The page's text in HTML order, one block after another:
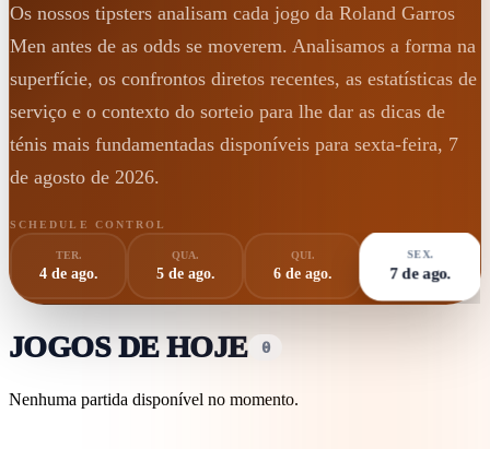
Os nossos tipsters analisam cada jogo da Roland Garros
Men antes de as odds se moverem. Analisamos a forma na
superfície, os confrontos diretos recentes, as estatísticas de
serviço e o contexto do sorteio para lhe dar as dicas de
ténis mais fundamentadas disponíveis para sexta-feira, 7
de agosto de 2026.
SCHEDULE CONTROL
TER.
4 de ago.
QUA.
5 de ago.
QUI.
6 de ago.
SEX.
7 de ago.
JOGOS DE HOJE 0
Nenhuma partida disponível no momento.